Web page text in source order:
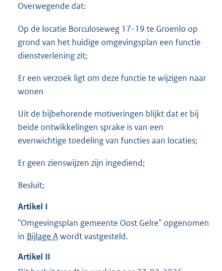
Overwegende dat:
Op de locatie Borculoseweg 17-19 te Groenlo op
grond van het huidige omgevingsplan een functie
dienstverlening zit;
Er een verzoek ligt om deze functie te wijzigen naar
wonen
Uit de bijbehorende motiveringen blijkt dat er bij
beide ontwikkelingen sprake is van een
evenwichtige toedeling van functies aan locaties;
Er geen zienswijzen zijn ingediend;
Besluit;
Artikel I
"Omgevingsplan gemeente Oost Gelre" opgenomen
in Bijlage Awordt vastgesteld.
Artikel II